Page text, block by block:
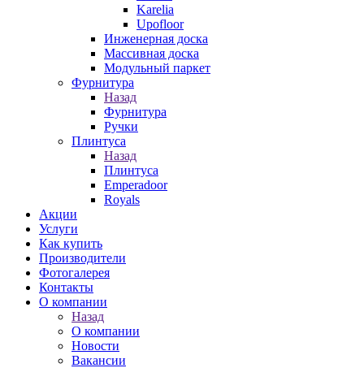
Karelia
Upofloor
Инженерная доска
Массивная доска
Модульный паркет
Фурнитура
Назад
Фурнитура
Ручки
Плинтуса
Назад
Плинтуса
Emperadoor
Royals
Акции
Услуги
Как купить
Производители
Фотогалерея
Контакты
О компании
Назад
О компании
Новости
Вакансии